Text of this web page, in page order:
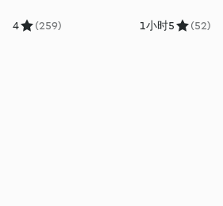
4 (259) 1小时5 (52)